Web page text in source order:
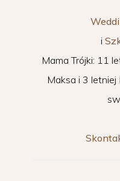
i
Mama Trójki: 11
Maksa i 3 letniej